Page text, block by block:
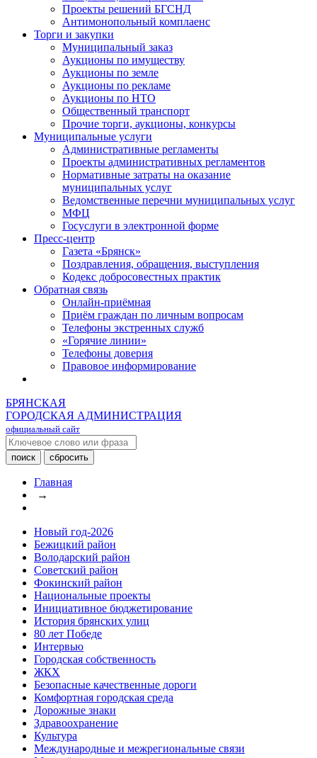
Проекты решений БГСНД
Антимонопольный комплаенс
Торги и закупки
Муниципальный заказ
Аукционы по имуществу
Аукционы по земле
Аукционы по рекламе
Аукционы по НТО
Общественный транспорт
Прочие торги, аукционы, конкурсы
Муниципальные услуги
Административные регламенты
Проекты административных регламентов
Нормативные затраты на оказание
муниципальных услуг
Ведомственные перечни муниципальных услуг
МФЦ
Госуслуги в электронной форме
Пресс-центр
Газета «Брянск»
Поздравления, обращения, выступления
Кодекс добросовестных практик
Обратная связь
Онлайн-приёмная
Приём граждан по личным вопросам
Телефоны экстренных служб
«Горячие линии»
Телефоны доверия
Правовое информирование
БРЯНСКАЯ
ГОРОДСКАЯ АДМИНИСТРАЦИЯ
официальный сайт
Главная
→
Новый год-2026
Бежицкий район
Володарский район
Советский район
Фокинский район
Национальные проекты
Инициативное бюджетирование
История брянских улиц
80 лет Победе
Интервью
Городская собственность
ЖКХ
Безопасные качественные дороги
Комфортная городская среда
Дорожные знаки
Здравоохранение
Культура
Международные и межрегиональные связи